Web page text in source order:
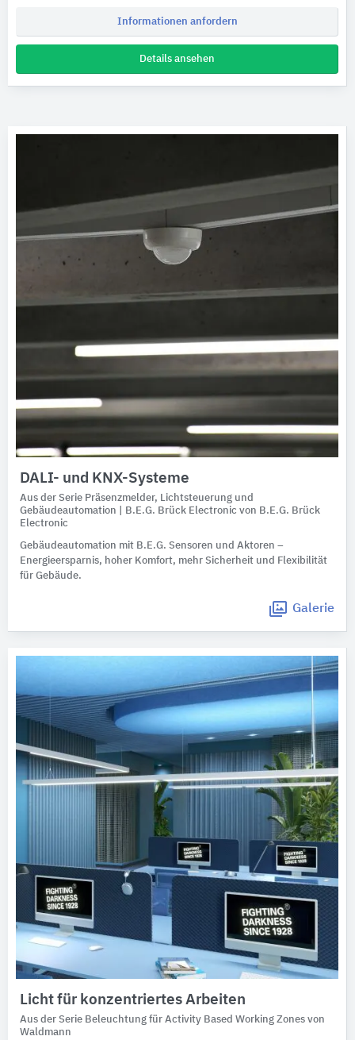
Informationen anfordern
Details ansehen
DALI- und KNX-Systeme
Aus der Serie Präsenzmelder, Lichtsteuerung und
Gebäudeautomation | B.E.G. Brück Electronic von B.E.G. Brück
Electronic
Gebäudeautomation mit B.E.G. Sensoren und Aktoren –
Energieersparnis, hoher Komfort, mehr Sicherheit und Flexibilität
für Gebäude.
Galerie
Licht für konzentriertes Arbeiten
Aus der Serie Beleuchtung für Activity Based Working Zones von
Waldmann